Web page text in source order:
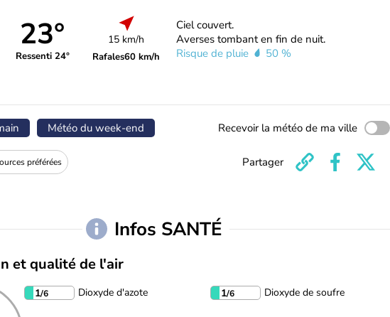
23°
Ressenti 24°
15 km/h
Rafales60 km/h
Ciel couvert.
Averses tombant en fin de nuit.
Risque de pluie
50 %
Météo du week-end Recevoir la météo de ma ville
préférées Partager
Infos SANTÉ
et qualité de l'air
1/6 Dioxyde d'azote 1/6 Dioxyde de soufre